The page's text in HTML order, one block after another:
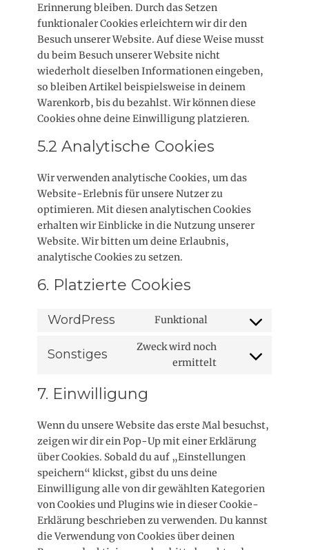
Erinnerung bleiben. Durch das Setzen
funktionaler Cookies erleichtern wir dir den
Besuch unserer Website. Auf diese Weise musst
du beim Besuch unserer Website nicht
wiederholt dieselben Informationen eingeben,
so bleiben Artikel beispielsweise in deinem
Warenkorb, bis du bezahlst. Wir können diese
Cookies ohne deine Einwilligung platzieren.
5.2 Analytische Cookies
Wir verwenden analytische Cookies, um das
Website-Erlebnis für unsere Nutzer zu
optimieren. Mit diesen analytischen Cookies
erhalten wir Einblicke in die Nutzung unserer
Website. Wir bitten um deine Erlaubnis,
analytische Cookies zu setzen.
6. Platzierte Cookies
WordPress Funktional
t
t
o
e
r
v
i
Sonstiges
Zweck wird noch
ermittelt
e
n
t
o
s
e
r
7. Einwilligung
Wenn du unsere Website das erste Mal besuchst,
zeigen wir dir ein Pop-Up mit einer Erklärung
über Cookies. Sobald du auf „Einstellungen
speichern“ klickst, gibst du uns deine
Einwilligung alle von dir gewählten Kategorien
von Cookies und Plugins wie in dieser Cookie-
Erklärung beschrieben zu verwenden. Du kannst
die Verwendung von Cookies über deinen